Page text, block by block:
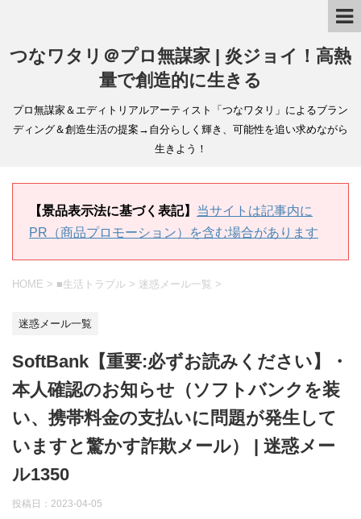
つなワタリ＠プロ無謀家 | 炎ジョイ！高熱
量で創造的に生きる
プロ無謀家＆エディトリアルアーティスト「つなワタリ」によるブラン
ディング＆創造生活の提案→自分らしく輝き、可能性を追い求めながら
生きよう！
【景品表示法に基づく表記】 当サイトは記事内に
PR（商品プロモーション）を含む場合があります
HOME > ■生活トラブル > 迷惑メール一覧 >
迷惑メール一覧
SoftBank【重要:必ずお読みください】・
本人確認のお知らせ（ソフトバンクを装
い、携帯料金の支払いに問題が発生して
いますと驚かす詐欺メール） | 迷惑メー
ル1350
投稿日： 2023-04-05